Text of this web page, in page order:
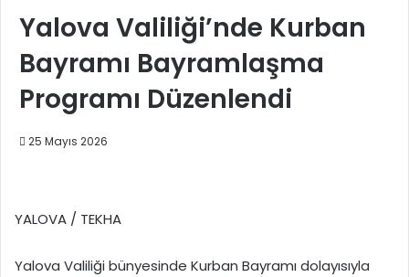
Yalova Valiliği’nde Kurban
Bayramı Bayramlaşma
Programı Düzenlendi
25 Mayıs 2026
YALOVA / TEKHA
Yalova Valiliği bünyesinde Kurban Bayramı dolayısıyla